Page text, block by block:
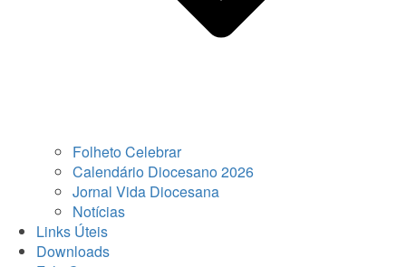
Folheto Celebrar
Calendário Diocesano 2026
Jornal Vida Diocesana
Notícias
Links Úteis
Downloads